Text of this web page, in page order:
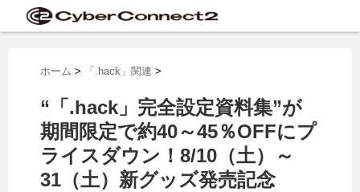
ホーム > 「.hack」関連 >
“「.hack」完全設定資料集”が
期間限定で約40～45％OFFにプ
ライスダウン！8/10（土）～
31（土）新グッズ発売記念